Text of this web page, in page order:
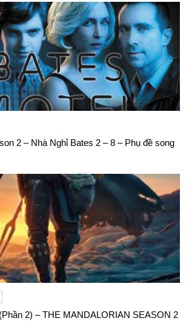
2 – Nhà Nghỉ Bates 2 – 8 – Phụ đề song
2) – THE MANDALORIAN SEASON 2